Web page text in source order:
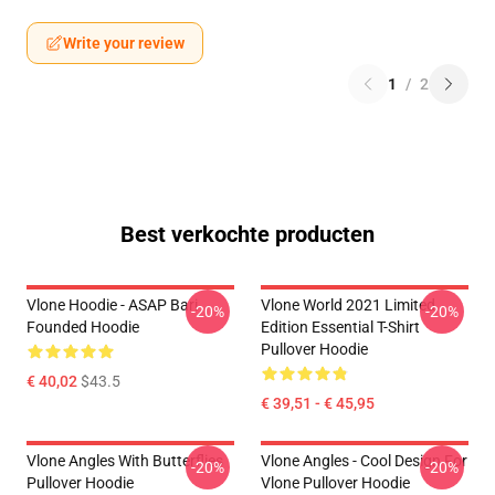
Write your review
1 / 2
Best verkochte producten
Vlone Hoodie - ASAP Bari
Founded Hoodie
€ 40,02$43.5
-20%
Vlone World 2021 Limited
Edition Essential T-Shirt
Pullover Hoodie
€ 39,51 - € 45,95
-20%
Vlone Angles With Butterflies
Pullover Hoodie
-20%
Vlone Angles - Cool Design For
Vlone Pullover Hoodie
-20%